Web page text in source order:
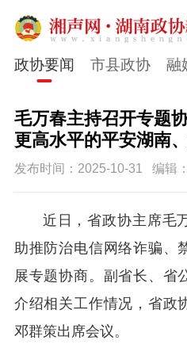
政协要闻 市县政协 融
毛万春主持召开专题
更高水平的平安湖南
发布时间：2025-10-31 编辑
近日，省政协主席毛
助推防治电信网络诈骗、
展专题协商。副省长、省
介绍相关工作情况，省政
邓群策出席会议。